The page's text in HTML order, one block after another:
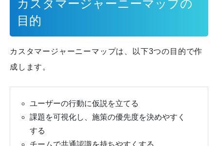
カスタマージャーニーマップの
目的
カスタマージャーニーマップは、以下3つの目的で作
成します。
ユーザーの行動に仮説を立てる
課題を可視化し、施策の優先度を決めやすく
する